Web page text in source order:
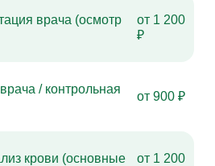
врача (осмотр
от 1 200
₽
/ контрольная
от 900 ₽
крови (основные
от 1 200